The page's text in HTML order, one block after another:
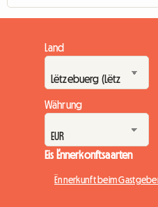
Land
Währung
Eis Ënnerkonftsaarten
Ënnerkunft beim